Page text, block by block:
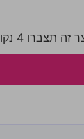
4 נקודות!